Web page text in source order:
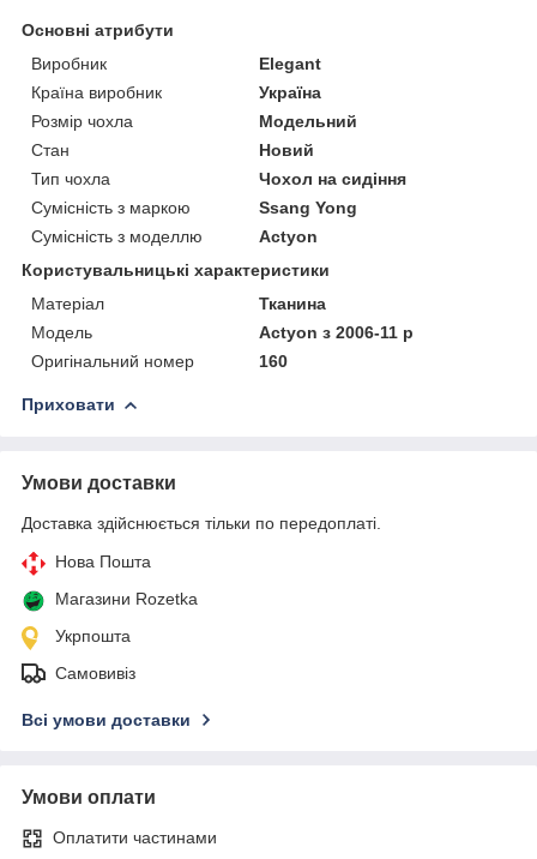
Основні атрибути
Виробник
Elegant
Країна виробник
Україна
Розмір чохла
Модельний
Стан
Новий
Тип чохла
Чохол на сидіння
Сумісність з маркою
Ssang Yong
Сумісність з моделлю
Actyon
Користувальницькі характеристики
Матеріал
Тканина
Модель
Actyon з 2006-11 р
Оригінальний номер
160
Приховати
Умови доставки
Доставка здійснюється тільки по передоплаті.
Нова Пошта
Магазини Rozetka
Укрпошта
Самовивіз
Всі умови доставки
Умови оплати
Оплатити частинами